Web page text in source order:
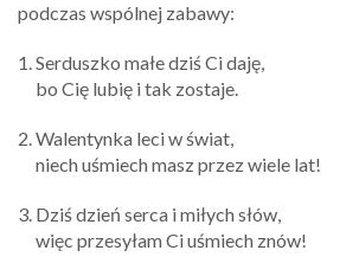
podczas wspólnej zabawy:
Serduszko małe dziś Ci daję,
bo Cię lubię i tak zostaje.
Walentynka leci w świat,
niech uśmiech masz przez wiele lat!
Dziś dzień serca i miłych słów,
więc przesyłam Ci uśmiech znów!